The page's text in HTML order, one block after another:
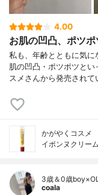
4.00
お肌の凹凸、ポツポ
私も、年齢とともに気
肌の凹凸・ポツポツと
スメさんから発売され
かがやくコスメ
イボンヌクリー
3歳＆0歳
coala